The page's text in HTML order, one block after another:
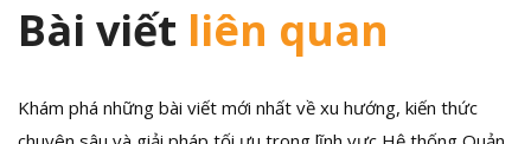
Bài viết liên quan
Khám phá những bài viết mới nhất về xu hướng, kiến thức